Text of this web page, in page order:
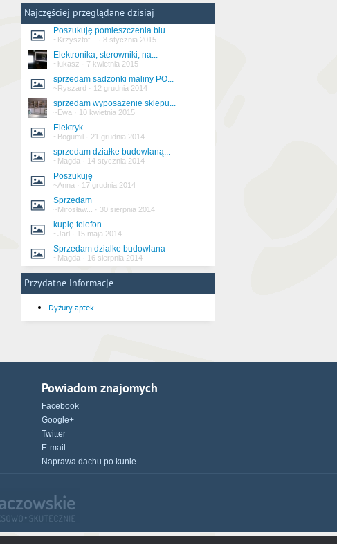
Najczęściej przeglądane dzisiaj
Poszukuję pomieszczenia biu...
~Krzysztof... · 8 stycznia 2015
Elektronika, sterowniki, na...
~łukasz · 7 kwietnia 2015
sprzedam sadzonki maliny PO...
~Ryszard · 12 grudnia 2014
sprzedam wyposażenie sklepu...
~Ewa · 10 kwietnia 2015
Elektryk
~Bogumil · 21 grudnia 2014
sprzedam działke budowlaną...
~Magda · 14 stycznia 2014
Poszukuję
~Anna · 17 grudnia 2014
Sprzedam
~Mirosław... · 30 sierpnia 2014
kupię telefon
~Jarl · 15 maja 2014
Sprzedam dzialke budowlana
~Magda · 16 sierpnia 2014
Przydatne informacje
Dyżury aptek
Powiadom znajomych
Facebook
Google+
Twitter
E-mail
Naprawa dachu po kunie